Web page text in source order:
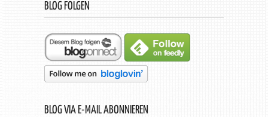
BLOG FOLGEN
BLOG VIA E-MAIL ABONNIEREN